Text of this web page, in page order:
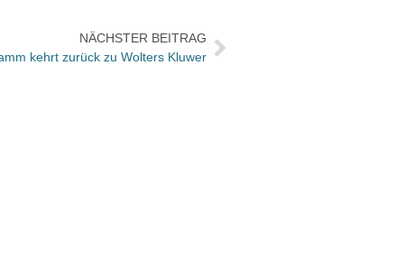
NÄCHSTER BEITRAG
kehrt zurück zu Wolters Kluwer